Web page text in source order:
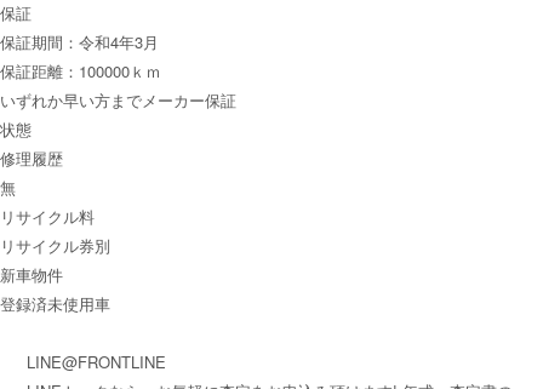
保証
保証期間：令和4年3月
保証距離：100000ｋｍ
いずれか早い方までメーカー保証
状態
修理履歴
無
リサイクル料
リサイクル券別
新車物件
登録済未使用車
LINE@FRONTLINE